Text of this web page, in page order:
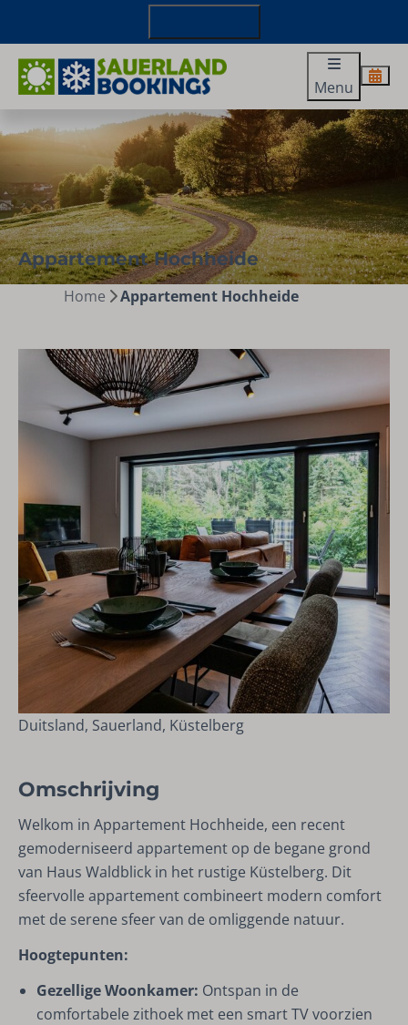
Menu
Appartement Hochheide
Home Appartement Hochheide
Duitsland, Sauerland, Küstelberg
Omschrijving
Welkom in Appartement Hochheide, een recent
gemoderniseerd appartement op de begane grond
van Haus Waldblick in het rustige Küstelberg. Dit
sfeervolle appartement combineert modern comfort
met de serene sfeer van de omliggende natuur.
Hoogtepunten:
Gezellige Woonkamer: Ontspan in de
comfortabele zithoek met een smart TV voorzien